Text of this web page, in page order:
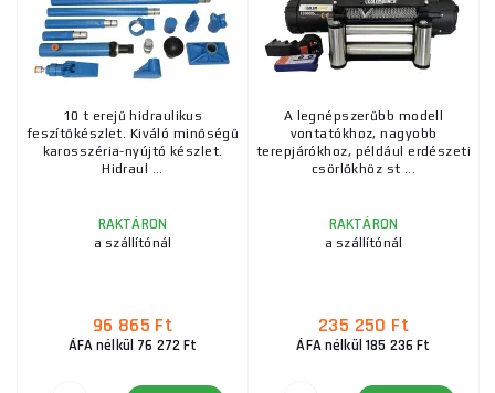
10 t erejű hidraulikus
feszítőkészlet. Kiváló minőségű
karosszéria-nyújtó készlet.
Hidraul ...
RAKTÁRON
a szállítónál
96 865 Ft
ÁFA nélkül 76 272 Ft
A legnépszerűbb modell
vontatókhoz, nagyobb
terepjárókhoz, például erdészeti
csörlőkhöz st ...
RAKTÁRON
a szállítónál
235 250 Ft
ÁFA nélkül 185 236 Ft